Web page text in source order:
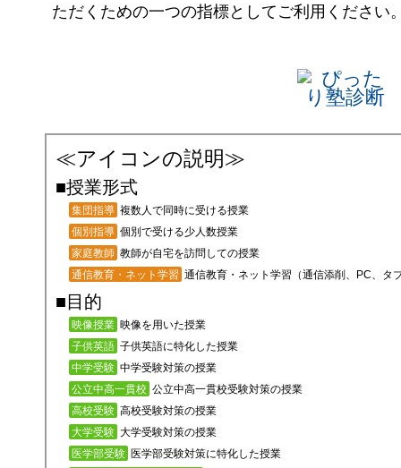
ただくための一つの指標としてご利用ください
≪アイコンの説明≫
■授業形式
集団指導 複数人で同時に受ける授業
個別指導 個別で受ける少人数授業
家庭教師 教師が自宅を訪問しての授業
通信教育・ネット学習 通信教育・ネット学習（通信添削、PC、タ
■目的
映像授業 映像を用いた授業
子供英語 子供英語に特化した授業
中学受験 中学受験対策の授業
公立中高一貫校 公立中高一貫校受験対策の授業
高校受験 高校受験対策の授業
大学受験 大学受験対策の授業
医学部受験 医学部受験対策に特化した授業